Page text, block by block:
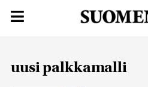
uusi palkkamalli